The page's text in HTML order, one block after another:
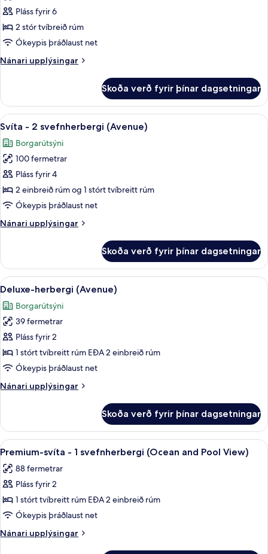
Svíta
-
2
(Copacabana)
Pláss fyrir 6
2 stór tvíbreið rúm
Ókeypis þráðlaust net
Nánari upplýsingar
Nánari
-
svefnherbergi
Skoða verð fyrir þínar dagsetningar
Skoða
allar
myndir
fyrir
Svíta
-
2
(Avenue)
Rúmföt af bestu gerð, míníbar,
6
Svíta - 2 svefnherbergi (Avenue)
Borgarútsýni
100 fermetrar
Pláss fyrir 4
2 einbreið rúm og 1 stórt tvíbreitt rúm
Ókeypis þráðlaust net
Nánari upplýsingar
Nánari
-
svefnherbergi
Skoða verð fyrir þínar dagsetningar
Skoða
allar
myndir
fyrir
Deluxe-
herbergi
(Avenue)
Rúmföt af bestu gerð, míníbar,
7
Deluxe-herbergi (Avenue)
Borgarútsýni
39 fermetrar
Pláss fyrir 2
1 stórt tvíbreitt rúm EÐA 2 einbreið rúm
Ókeypis þráðlaust net
Nánari upplýsingar
Nánari
herbergi
(Avenue)
Skoða verð fyrir þínar dagsetningar
Skoða
allar
myndir
fyrir
Premium-
svíta
-
1
Rúmföt af bestu gerð, míníbar,
7
Premium-svíta - 1 svefnherbergi (Ocean and Pool View)
88 fermetrar
Pláss fyrir 2
1 stórt tvíbreitt rúm EÐA 2 einbreið rúm
Ókeypis þráðlaust net
Nánari upplýsingar
Nánari